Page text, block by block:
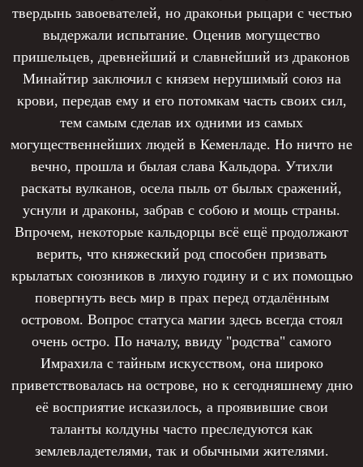
твердынь завоевателей, но драконьи рыцари с честью
выдержали испытание. Оценив могущество
пришельцев, древнейший и славнейший из драконов
Минайтир заключил с князем нерушимый союз на
крови, передав ему и его потомкам часть своих сил,
тем самым сделав их одними из самых
могущественнейших людей в Кеменладе. Но ничто не
вечно, прошла и былая слава Кальдора. Утихли
раскаты вулканов, осела пыль от былых сражений,
уснули и драконы, забрав с собою и мощь страны.
Впрочем, некоторые кальдорцы всё ещё продолжают
верить, что княжеский род способен призвать
крылатых союзников в лихую годину и с их помощью
повергнуть весь мир в прах перед отдалённым
островом. Вопрос статуса магии здесь всегда стоял
очень остро. По началу, ввиду "родства" самого
Имрахила с тайным искусством, она широко
приветствовалась на острове, но к сегодняшнему дню
её восприятие исказилось, а проявившие свои
таланты колдуны часто преследуются как
землевладетелями, так и обычными жителями.